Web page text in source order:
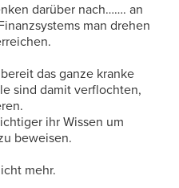
darüber nach……. an
man drehen
das ganze kranke
sind damit verflochten,
ihr Wissen um
beweisen.
mehr.